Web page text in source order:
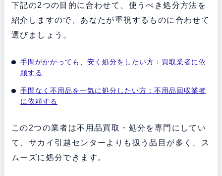
下記の2つの目的に合わせて、使うべき処分方法を
紹介しますので、あなたが重視するものに合わせて
選びましょう。
手間がかかっても、安く処分をしたい方：買取業者に依
頼する
手間なく不用品を一気に処分したい方：不用品回収業者
に依頼する
この2つの業者は不用品買取・処分を専門にしてい
て、サカイ引越センターよりも扱う品目が多く、ス
ムーズに処分できます。